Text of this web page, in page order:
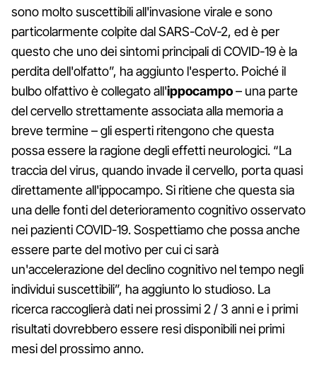
sono molto suscettibili all'invasione virale e sono
particolarmente colpite dal SARS-CoV-2, ed è per
questo che uno dei sintomi principali di COVID-19 è la
perdita dell'olfatto”, ha aggiunto l'esperto. Poiché il
bulbo olfattivo è collegato all'ippocampo– una parte
del cervello strettamente associata alla memoria a
breve termine – gli esperti ritengono che questa
possa essere la ragione degli effetti neurologici. “La
traccia del virus, quando invade il cervello, porta quasi
direttamente all'ippocampo. Si ritiene che questa sia
una delle fonti del deterioramento cognitivo osservato
nei pazienti COVID-19. Sospettiamo che possa anche
essere parte del motivo per cui ci sarà
un'accelerazione del declino cognitivo nel tempo negli
individui suscettibili”, ha aggiunto lo studioso. La
ricerca raccoglierà dati nei prossimi 2 / 3 anni e i primi
risultati dovrebbero essere resi disponibili nei primi
mesi del prossimo anno.